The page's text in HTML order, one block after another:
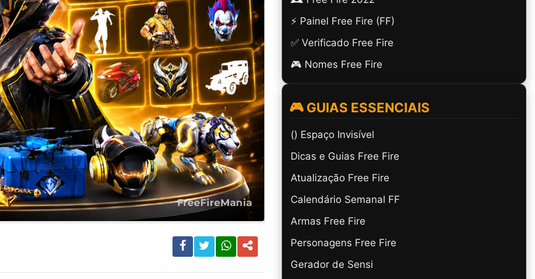
⚡ Painel Free Fire (FF)
✅ Verificado Free Fire
🎮 Nomes Free Fire
🎮 GUIAS ESSENCIAIS
(ㅤ) Espaço Invisível
Dicas e Guias Free Fire
Atualização Free Fire
Calendário Semanal FF
Armas Free Fire
Personagens Free Fire
Gerador de Sensi